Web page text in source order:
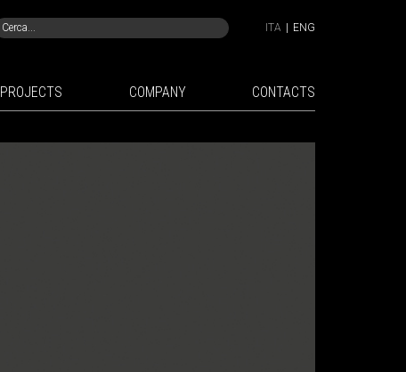
ITA ENG
PROJECTS COMPANY CONTACTS